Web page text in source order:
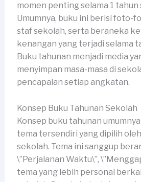
momen penting selama 1 tahun
Umumnya, buku ini berisi foto-
staf sekolah, serta beraneka
kenangan yang terjadi selama
Buku tahunan menjadi media
menyimpan masa-masa di
pencapaian setiap angkatan.
Konsep Buku Tahunan Sekolah
Konsep buku tahunan
tema tersendiri yang dipilih
sekolah. Tema ini sanggup
\”Perjalanan Waktu\”,
tema yang lebih personal